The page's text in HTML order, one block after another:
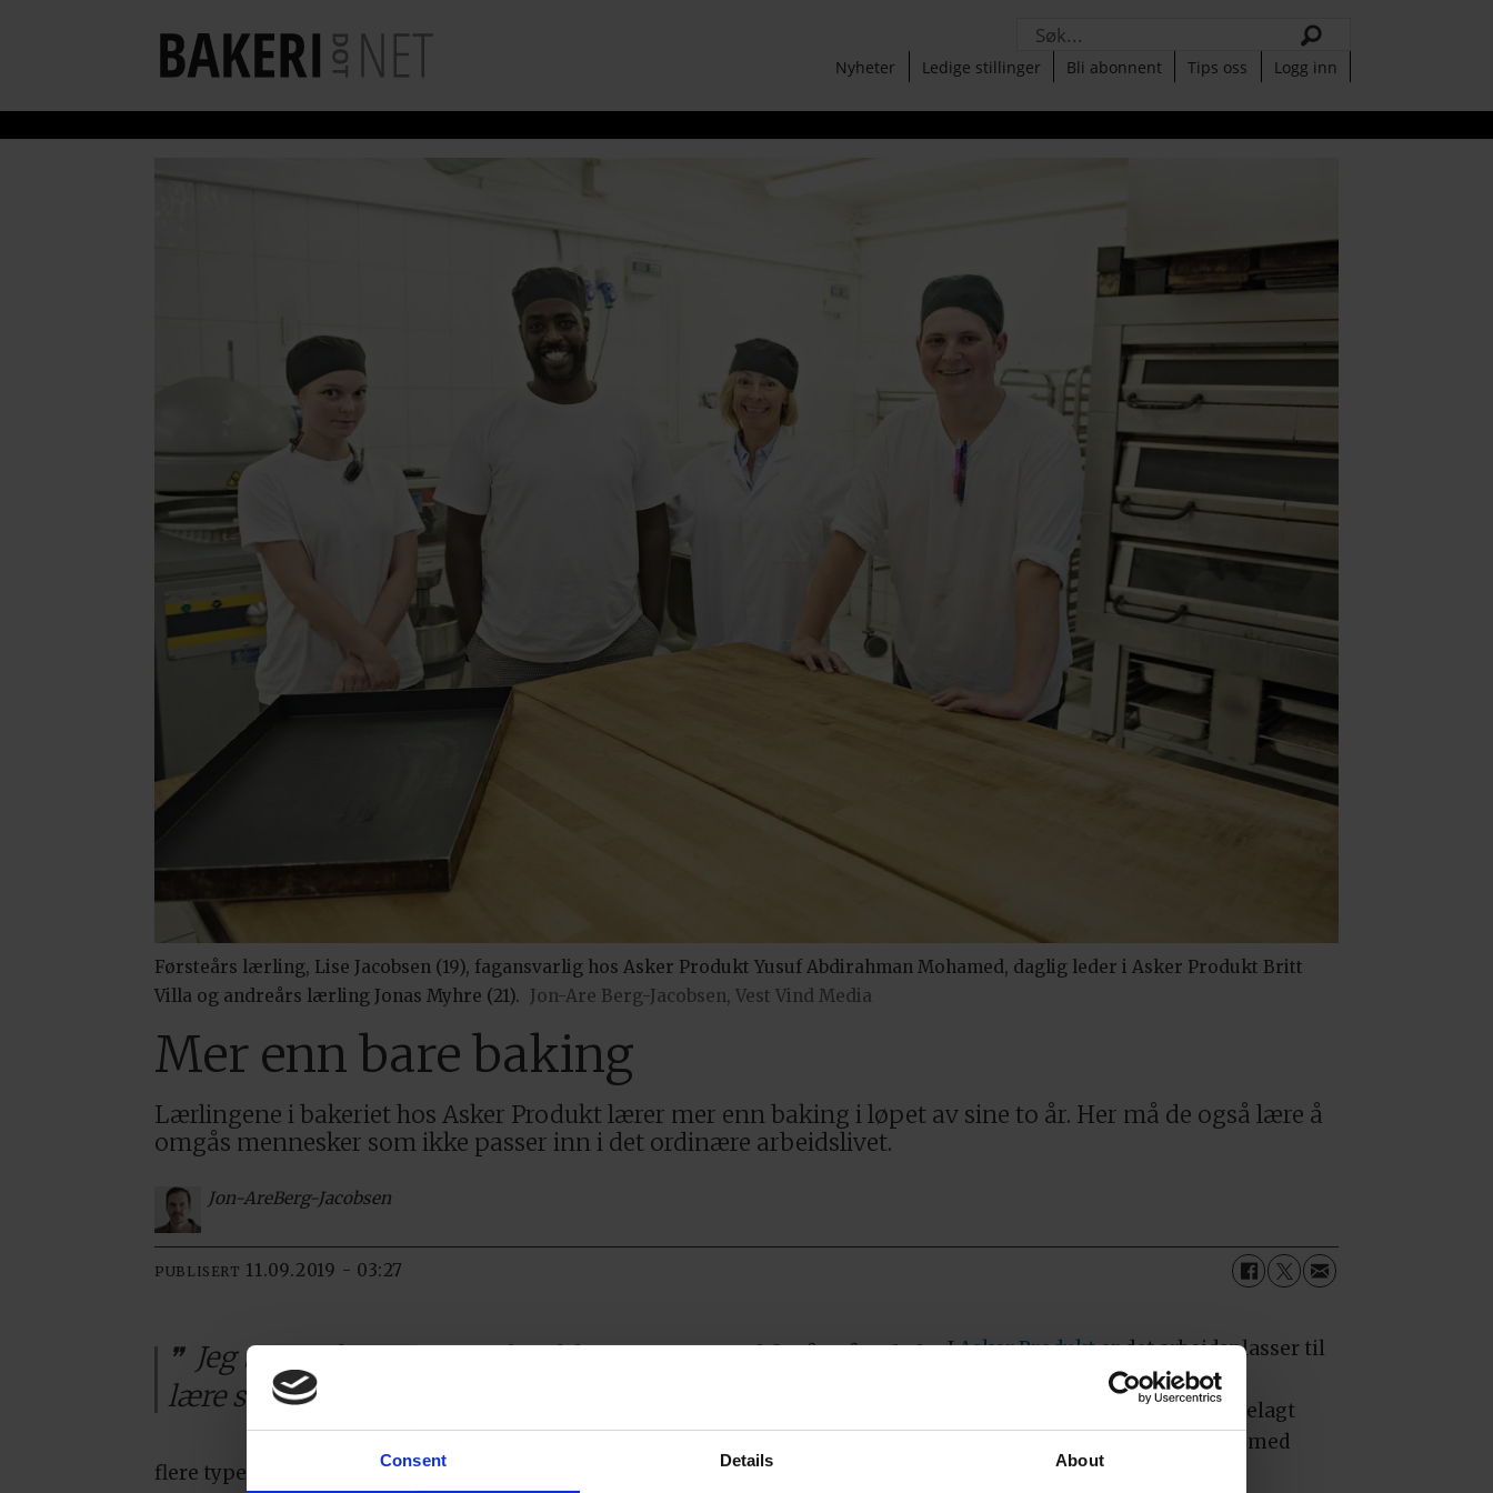
Consent Details About
Søk
Nyheter Ledige stillinger Bli abonnent Tips oss Logg inn
Førsteårs lærling, Lise Jacobsen (19), fagansvarlig hos Asker Produkt Yusuf Abdirahman Mohamed, daglig leder i Asker Produkt Britt
Villa og andreårs lærling Jonas Myhre (21). Jon-Are Berg-Jacobsen, Vest Vind Media
Mer enn bare baking
Lærlingene i bakeriet hos Asker Produkt lærer mer enn baking i løpet av sine to år. Her må de også lære å
omgås mennesker som ikke passer inn i det ordinære arbeidslivet.
Jon-AreBerg-Jacobsen
PUBLISERT 11.09.2019 - 03:27
Jeg tror at hvis mennesker blir sett og trodd på, så vil de
lære seg arbeidet.
IAsker Produkter det arbeidsplasser til
uføretrygdede personer med
funksjonsnedsettelse og tilrettelagt
fagopplæring. Bedriften driver med
flere typer produksjon, blant annet mat og bakervarer.